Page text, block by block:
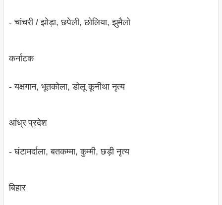
- चांचरी / झोड़ा, छपेली, छोलिया, झुमैलो
कर्नाटक
- यक्षगान, भूतकोला, डोलू कूनीथा नृत्‍य
आंध्र प्रदेश
- घंटामर्दाला, बतकम्‍मा, कुम्‍मी, छड़ी नृत्‍य
बिहार